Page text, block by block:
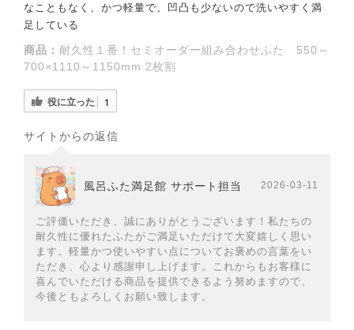
なこともなく、かつ軽量で、凹凸も少ないので洗いやすく満
足している
商品： 耐久性１番！セミオーダー組み合わせふた 550～
700×1110～1150mm 2枚割
役に立った 1
サイトからの返信
風呂ふた満足館 サポート担当 2026-03-11
ご評価いただき、誠にありがとうございます！私たちの
耐久性に優れたふたがご満足いただけて大変嬉しく思い
ます。軽量かつ使いやすい点についてお褒めの言葉をい
ただき、心より感謝申し上げます。これからもお客様に
喜んでいただける商品を提供できるよう努めますので、
今後ともよろしくお願い致します。